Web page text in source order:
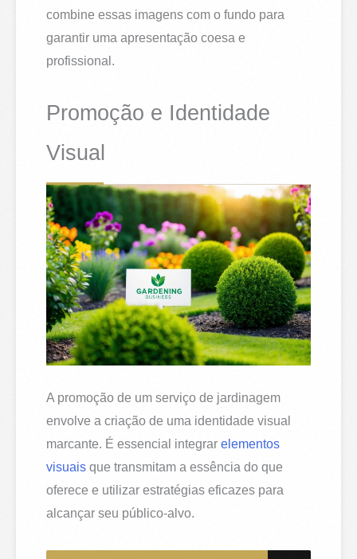
combine essas imagens com o fundo para
garantir uma apresentação coesa e
profissional.
Promoção e Identidade
Visual
A promoção de um serviço de jardinagem
envolve a criação de uma identidade visual
marcante. É essencial integrarelementos
visuais que transmitam a essência do que
oferece e utilizar estratégias eficazes para
alcançar seu público-alvo.